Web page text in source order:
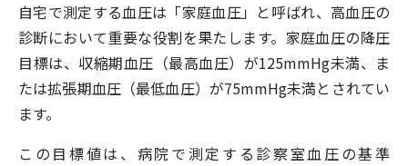
自宅で測定する血圧は「家庭血圧」と呼ばれ、高血圧の
診断において重要な役割を果たします。家庭血圧の降圧
目標は、収縮期血圧（最高血圧）が125mmHg未満、ま
たは拡張期血圧（最低血圧）が75mmHg未満とされてい
ます。
この目標値は、病院で測定する診察室血圧の基準